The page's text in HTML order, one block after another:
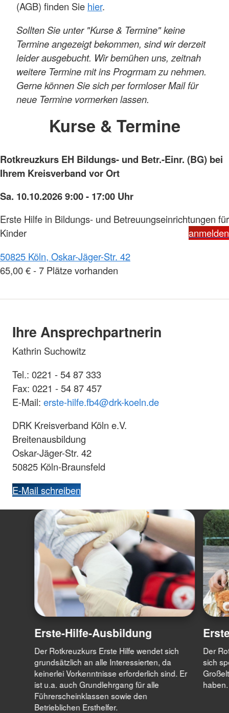
(AGB) finden Sie hier.
Sollten Sie unter "Kurse & Termine" keine
Termine angezeigt bekommen, sind wir derzeit
leider ausgebucht. Wir bemühen uns, zeitnah
weitere Termine mit ins Progrmam zu nehmen.
Gerne können Sie sich per formloser Mail für
neue Termine vormerken lassen.
Kurse & Termine
Rotkreuzkurs EH Bildungs- und Betr.-Einr. (BG) bei
Ihrem Kreisverband vor Ort
Sa. 10.10.2026 9:00 - 17:00 Uhr
Erste Hilfe in Bildungs- und Betreuungseinrichtungen für
Kinder
anmelden
50825 Köln, Oskar-Jäger-Str. 42
65,00 € - 7 Plätze vorhanden
Ihre Ansprechpartnerin
Kathrin Suchowitz
Tel.: 0221 - 54 87 333
Fax: 0221 - 54 87 457
E-Mail: erste-hilfe.fb4@drk-koeln.de
DRK Kreisverband Köln e.V.
Breitenausbildung
Oskar-Jäger-Str. 42
50825 Köln-Braunsfeld
E-Mail schreiben
Erste-Hilfe-Ausbildung
Der Rotkreuzkurs Erste Hilfe wendet sich
grundsätzlich an alle Interessierten, da
keinerlei Vorkenntnisse erforderlich sind. Er
ist u.a. auch Grundlehrgang für alle
Führerscheinklassen sowie den
Betrieblichen Ersthelfer.
Der
sich
haben.